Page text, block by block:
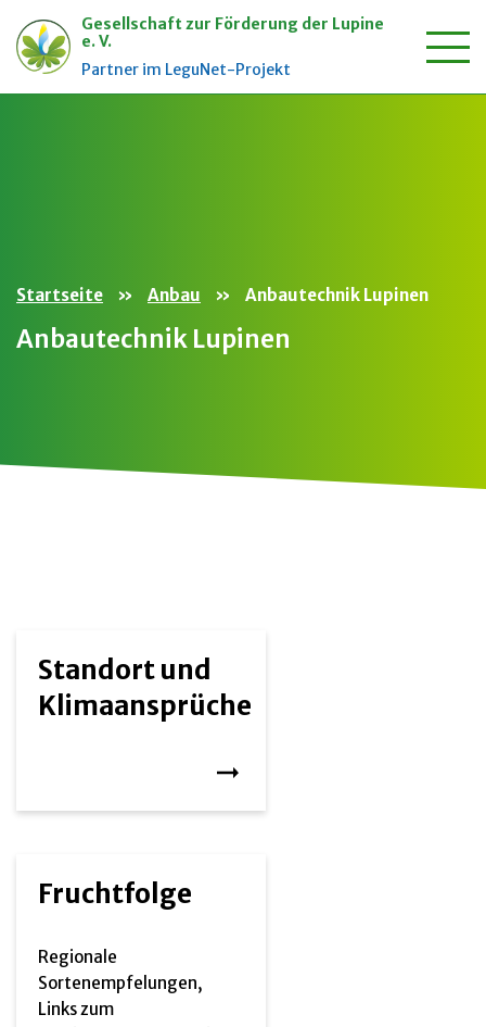
Zum
Gesellschaft zur Förderung der Lupine
e. V.
Partner im LeguNet-Projekt
Startseite » Anbau » Anbautechnik Lupinen
Anbautechnik Lupinen
Standort und
Klimaansprüche
Fruchtfolge
Regionale
Sortenempfelungen,
Links zum